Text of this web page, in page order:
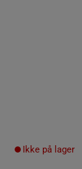
Ikke på lager